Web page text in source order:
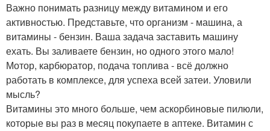
Важно понимать разницу между витамином и его
активностью. Представьте, что организм - машина, а
витамины - бензин. Ваша задача заставить машину
ехать. Вы заливаете бензин, но одного этого мало!
Мотор, карбюратор, подача топлива - всё должно
работать в комплексе, для успеха всей затеи. Уловили
мысль?
Витамины это много больше, чем аскорбиновые пилюли,
которые вы раз в месяц покупаете в аптеке. Витамин с